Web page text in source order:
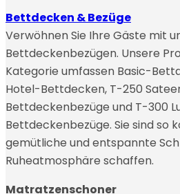
Bettdecken & Bezüge
Verwöhnen Sie Ihre Gäste mit
Bettdeckenbezügen. Unsere
Kategorie umfassen Basic-
Hotel-Bettdecken, T-250
Bettdeckenbezüge und T-300
Bettdeckenbezüge. Sie sind so
gemütliche und entspannte
Ruheatmosphäre schaffen.
Matratzenschoner